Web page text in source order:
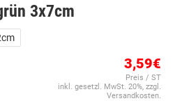
3x7cm
3,59€
Preis / ST
inkl. gesetzl. MwSt. 20%, zzgl.
Versandkosten.